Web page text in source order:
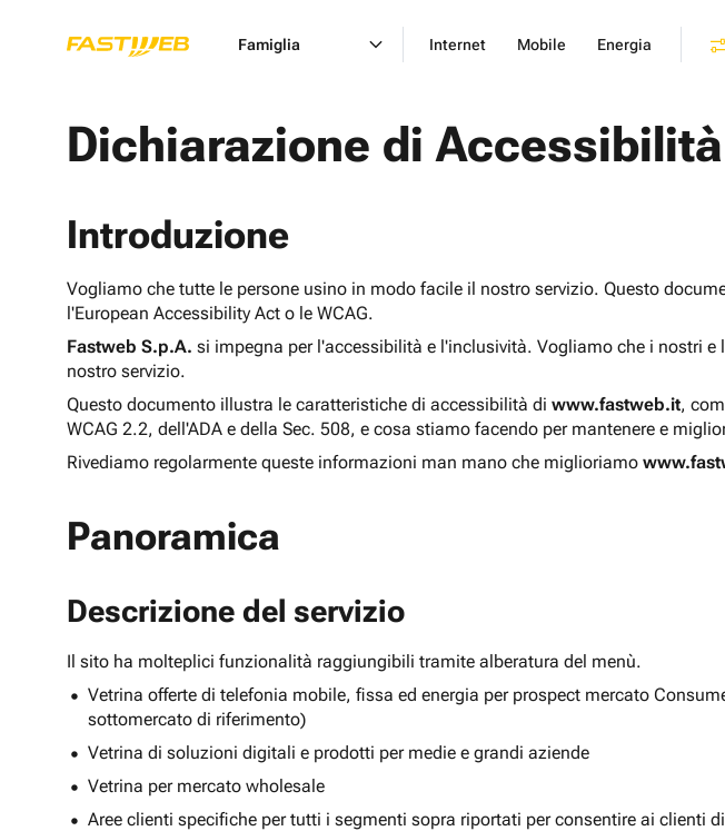
Famiglia Internet Mobile Energia
Dichiarazione di Accessibilità
Introduzione
Vogliamo che tutte le persone usino in modo facile il nostro servizio. Questo
l'European Accessibility Act o le WCAG.
Fastweb S.p.A. si impegna per l'accessibilità e l'inclusività. Vogliamo che i nostri
nostro servizio.
Questo documento illustra le caratteristiche di accessibilità di www.fastweb.it,
WCAG 2.2, dell'ADA e della Sec. 508, e cosa stiamo facendo per mantenere e
Rivediamo regolarmente queste informazioni man mano che miglioriamo
Panoramica
Descrizione del servizio
Il sito ha molteplici funzionalità raggiungibili tramite alberatura del menù.
Vetrina offerte di telefonia mobile, fissa ed energia per prospect mercato
sottomercato di riferimento)
Vetrina di soluzioni digitali e prodotti per medie e grandi aziende
Vetrina per mercato wholesale
Aree clienti specifiche per tutti i segmenti sopra riportati per consentire ai clienti